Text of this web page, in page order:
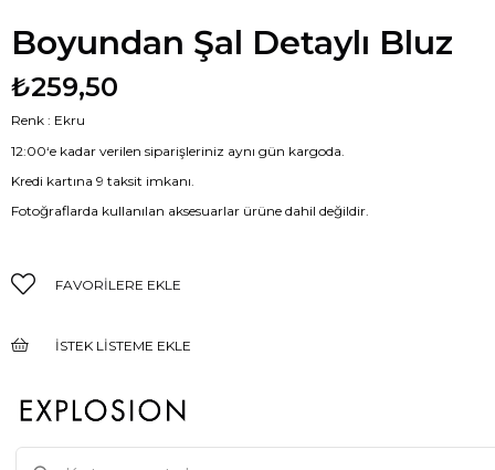
Boyundan Şal Detaylı Bluz
₺259,50
Renk : Ekru
12:00‘e kadar verilen siparişleriniz aynı gün kargoda.
Kredi kartına 9 taksit imkanı.
Fotoğraflarda kullanılan aksesuarlar ürüne dahil değildir.
FAVORILERE EKLE
İSTEK LISTEME EKLE